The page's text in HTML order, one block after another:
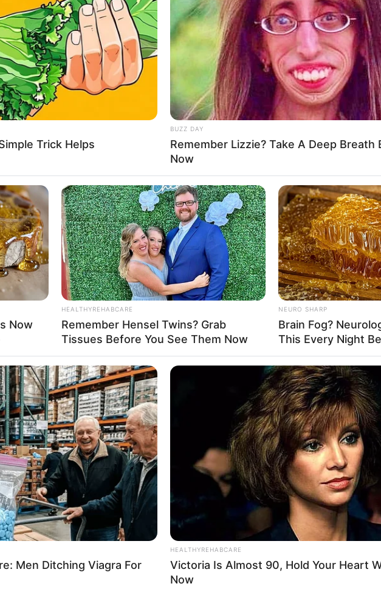
- - - Tekst se nastavlja ispod oglasa - - -
njezin
kredit,
zbog
baš sve
2. DIO
„Zar
Trick Helps
BUZZ DAY
Remember Lizzie? Take A Deep Breath
Now
Now
HEALTHYREHABCARE
Remember Hensel Twins? Grab
Tissues Before You See Them Now
NEURO SHARP
Brain Fog?
This Every Night
Men Ditching Viagra For
HEALTHYREHABCARE
Victoria Is Almost 90, Hold Your Heart
Now
You Probably Missed
BRAINBERRIES
The Adorable Model For Simba In The
BRAINBERRIES
These Scenes Sparked Conversations
Beyond The Film
BRAINBERRIES
They Laughed At
She's A Modeling